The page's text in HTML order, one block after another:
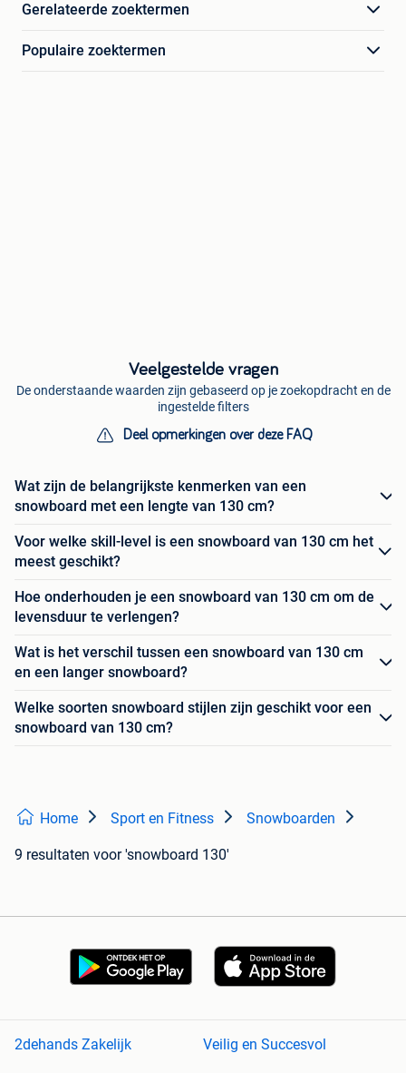
Gerelateerde zoektermen
Populaire zoektermen
Veelgestelde vragen
De onderstaande waarden zijn gebaseerd op je zoekopdracht en de
ingestelde filters
Deel opmerkingen over deze FAQ
Wat zijn de belangrijkste kenmerken van een
snowboard met een lengte van 130 cm?
Voor welke skill-level is een snowboard van 130 cm het
meest geschikt?
Hoe onderhouden je een snowboard van 130 cm om de
levensduur te verlengen?
Wat is het verschil tussen een snowboard van 130 cm
en een langer snowboard?
Welke soorten snowboard stijlen zijn geschikt voor een
snowboard van 130 cm?
Home Sport en Fitness Snowboarden
9 resultaten voor 'snowboard 130'
2dehands Zakelijk
Veilig en Succesvol